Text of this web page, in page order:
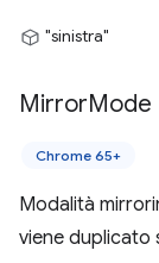
"sinistra"
MirrorMode
Chrome 65+
Modalità
viene duplicato